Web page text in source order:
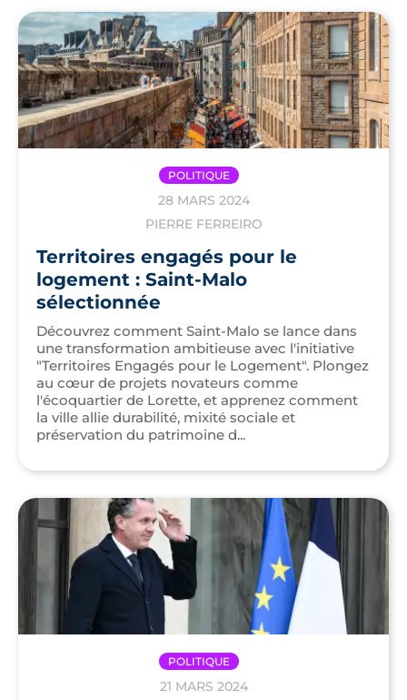
POLITIQUE
28 MARS 2024
PIERRE FERREIRO
Territoires engagés pour le
logement : Saint-Malo
sélectionnée
Découvrez comment Saint-Malo se lance dans
une transformation ambitieuse avec l'initiative
"Territoires Engagés pour le Logement". Plongez
au cœur de projets novateurs comme
l'écoquartier de Lorette, et apprenez comment
la ville allie durabilité, mixité sociale et
préservation du patrimoine d...
POLITIQUE
21 MARS 2024